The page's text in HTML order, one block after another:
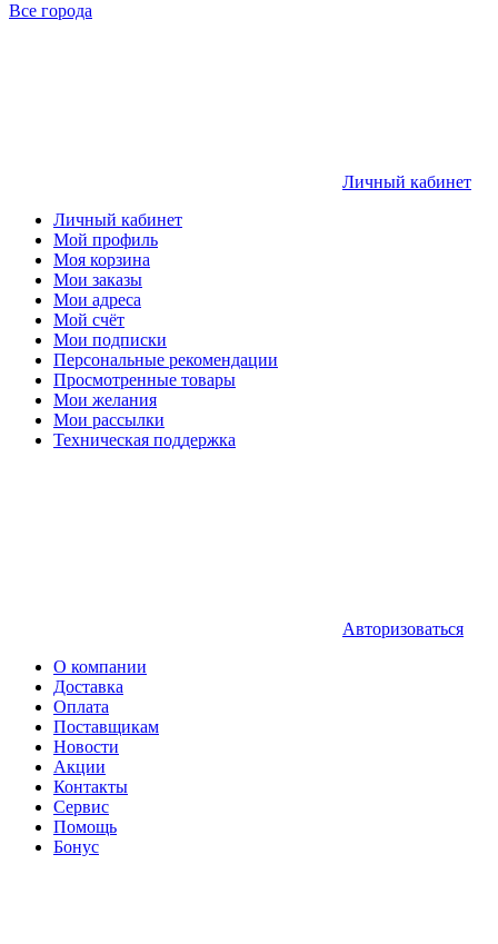
Все города
Личный кабинет
Личный кабинет
Мой профиль
Моя корзина
Мои заказы
Мои адреса
Мой счёт
Мои подписки
Персональные рекомендации
Просмотренные товары
Мои желания
Мои рассылки
Техническая поддержка
Авторизоваться
О компании
Доставка
Оплата
Поставщикам
Новости
Акции
Контакты
Сервис
Помощь
Бонус